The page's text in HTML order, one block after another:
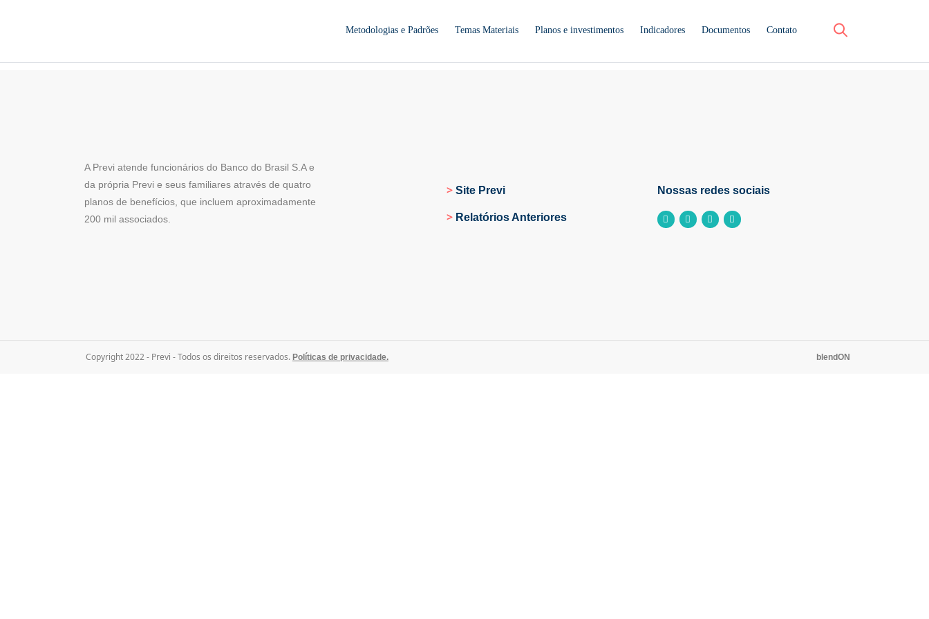
Metodologias e Padrões Temas Materiais Planos e investimentos Indicadores Documentos Contato
A Previ atende funcionários do Banco do Brasil S.A e
da própria Previ e seus familiares através de quatro
planos de benefícios, que incluem aproximadamente
200 mil associados
Site Previ
Relatórios Anteriores
Nossas redes sociais
Copyright 2022 - Previ - Todos os direitos reservados. Políticas de privacidade. blendON